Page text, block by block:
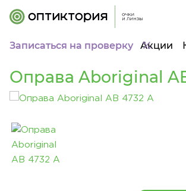
Записаться на проверку Акции
Оправа Aboriginal